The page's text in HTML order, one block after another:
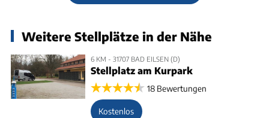
Weitere Stellplätze in der Nähe
6 KM - 31707 BAD EILSEN (D)
Stellplatz am Kurpark
18 Bewertungen
Kostenlos